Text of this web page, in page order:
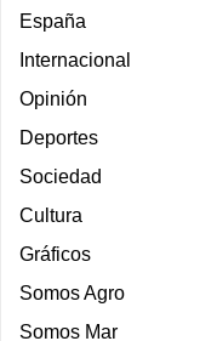
España
Internacional
Opinión
Deportes
Sociedad
Cultura
Gráficos
Somos Agro
Somos Mar